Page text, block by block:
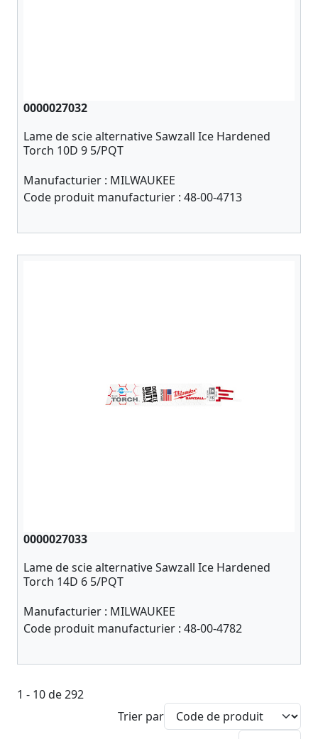
0000027032
Lame de scie alternative Sawzall Ice Hardened
Torch 10D 9 5/PQT
Manufacturier : MILWAUKEE
Code produit manufacturier : 48-00-4713
0000027033
Lame de scie alternative Sawzall Ice Hardened
Torch 14D 6 5/PQT
Manufacturier : MILWAUKEE
Code produit manufacturier : 48-00-4782
1 - 10 de 292
Trier par